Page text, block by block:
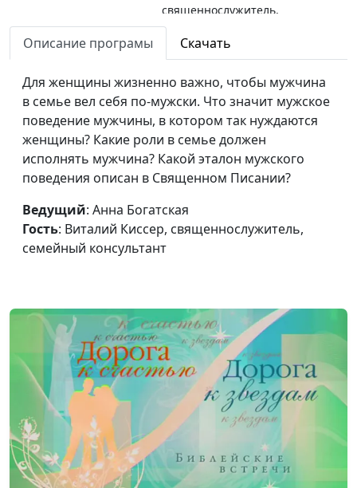
священнослужитель,
семейный консультант
мужчиной,
мотивируй мужчину
Анна Богатская, Виталий
Киссер,
священнослужитель,
семейный консультант
#215
Мудрая жена
устроит дом свой
Анна Богатская, Виталий
священнослужитель,
семейный консультант
О женской
привлекательности
Анна Богатская, Виталий
Могут ли дружить
муж и жена?
Анна Богатская, Виталий
Киссер,
священнослужитель,
семейный консультант
#212
Потребности
мужчины
Анна Богатская, Виталий
Киссер,
священнослужитель,
семейный консультант
Описание програмы Скачать
Для женщины жизненно важно, чтобы мужчина
в семье вел себя по-мужски. Что значит мужское
поведение мужчины, в котором так нуждаются
женщины? Какие роли в семье должен
исполнять мужчина? Какой эталон мужского
поведения описан в Священном Писании?
Ведущий: Анна Богатская
Гость: Виталий Киссер, священнослужитель,
семейный консультант